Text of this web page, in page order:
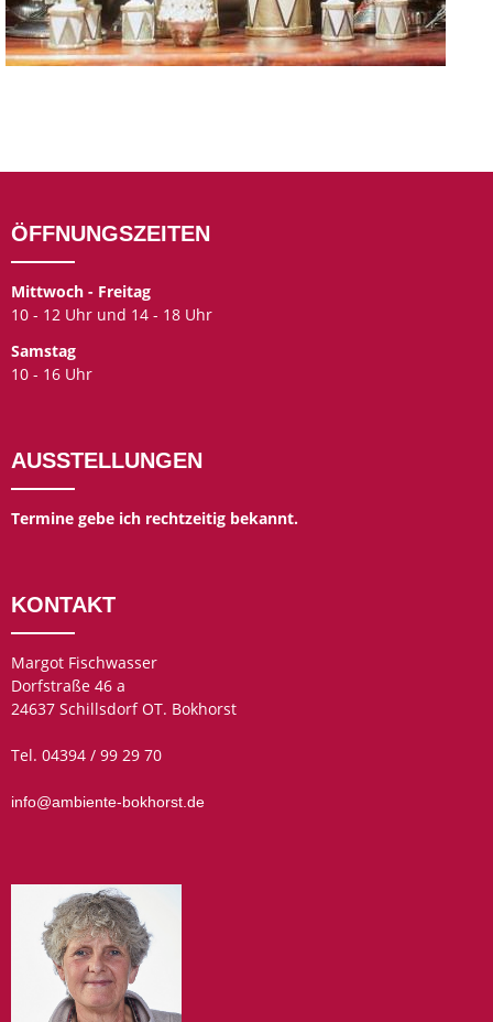
ÖFFNUNGSZEITEN
Mittwoch - Freitag
10 - 12 Uhr und 14 - 18 Uhr
Samstag
10 - 16 Uhr
AUSSTELLUNGEN
Termine gebe ich rechtzeitig bekannt.
KONTAKT
Margot Fischwasser
Dorfstraße 46 a
24637 Schillsdorf OT. Bokhorst
Tel. 04394 / 99 29 70
info@ambiente-bokhorst.de